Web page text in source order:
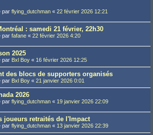
par flying_dutchman « 22 février 2026 12:21
: samedi 21 février, 22h30
par fafane « 22 février 2026 4:20
2025
par Bxl Boy « 16 février 2026 12:25
des blocs de supporters organisés
par Bxl Boy « 21 janvier 2026 0:01
2026
par flying_dutchman « 19 janvier 2026 22:09
joueurs retraités de l'Impact
par flying_dutchman « 13 janvier 2026 22:39